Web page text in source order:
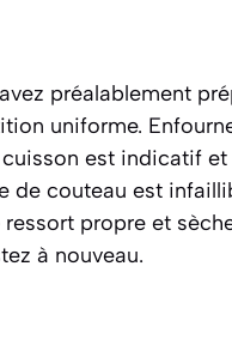
préalablement
uniforme.
est indicatif
de couteau est
propre et
à nouveau.